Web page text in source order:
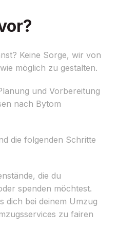
Keine Sorge, wir von
möglich zu gestalten.
und Vorbereitung
nach Bytom
die folgenden Schritte
die du
spenden möchtest.
dich bei deinem Umzug
zu fairen